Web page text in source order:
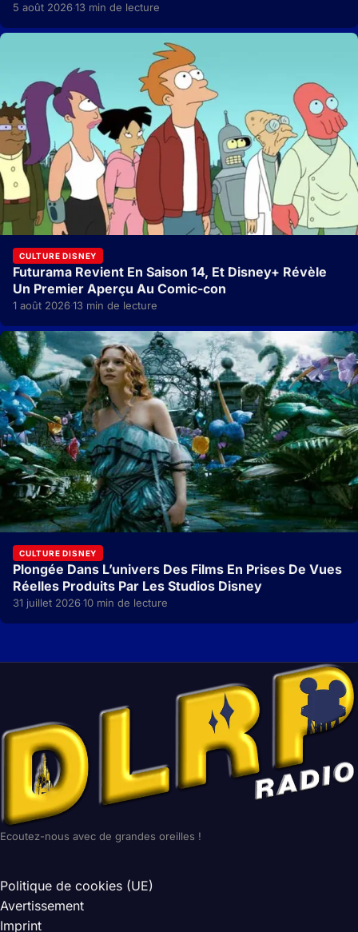
5 août 2026·13 min de lecture
CULTURE DISNEY
Futurama Revient En Saison 14, Et Disney+ Révèle
Un Premier Aperçu Au Comic-con
1 août 2026·13 min de lecture
CULTURE DISNEY
Plongée Dans L’univers Des Films En Prises De Vues
Réelles Produits Par Les Studios Disney
31 juillet 2026·10 min de lecture
Ecoutez-nous avec de grandes oreilles !
Politique de cookies (UE)
Avertissement
Imprint